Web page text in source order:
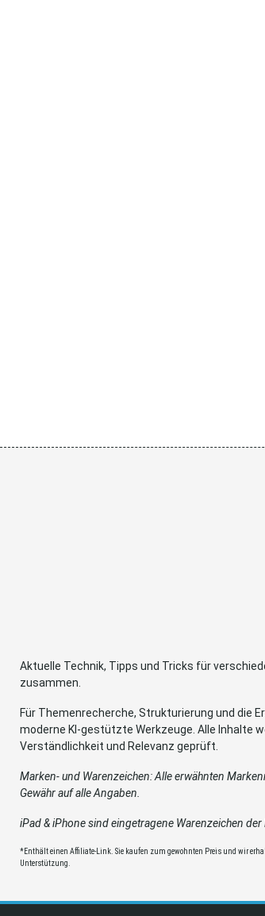
Aktuelle Technik, Tipps und Tricks für
zusammen.
Für Themenrecherche, Strukturierung und die
moderne KI-gestützte Werkzeuge. Alle Inhalte
Verständlichkeit und Relevanz geprüft.
Marken- und Warenzeichen: Alle erwähnten
Gewähr auf alle Angaben.
iPad & iPhone sind eingetragene Warenzeichen
*Enthält einen Affiliate-Link. Sie kaufen zum gewohnten Preis und wir
Unterstützung.